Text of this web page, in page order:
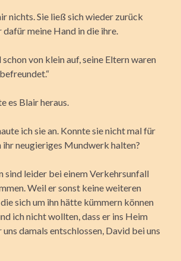
nichts. Sie ließ sich wieder zurück
meine Hand in die ihre.
schon von klein auf, seine Eltern waren
es Blair heraus.
ich sie an. Konnte sie nicht mal für
neugieriges Mundwerk halten?
sind leider bei einem Verkehrsunfall
Weil er sonst keine weiteren
sich um ihn hätte kümmern können
ich nicht wollten, dass er ins Heim
damals entschlossen, David bei uns